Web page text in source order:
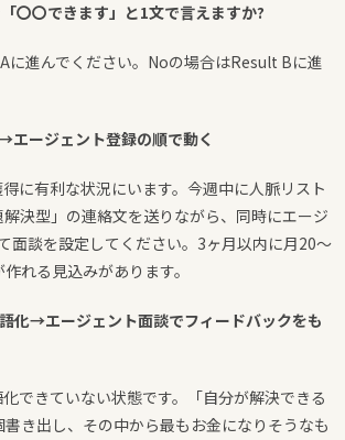
〇〇できます」と1文で言えますか?
に進んでください。Noの場合はResult Bに進
ージェント登録の順で動く
に有利な状況にいます。今週中に人脈リスト
決型」の連絡文を送りながら、同時にエージ
面談を設定してください。3ヶ月以内に月20〜
れる見込みがあります。
化→エージェント面談でフィードバックをも
できていない状態です。「自分が解決できる
き出し、その中から最もお金になりそうなも